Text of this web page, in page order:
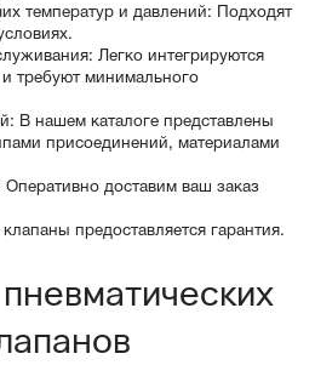
температур и давлений: Подходят
Легко интегрируются
требуют минимального
В нашем каталоге представлены
присоединений, материалами
доставим ваш заказ
клапаны предоставляется гарантия.